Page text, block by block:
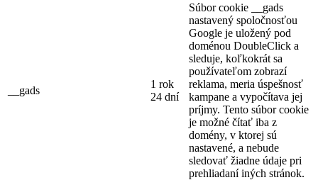
__gads
1 rok
24 dní
Súbor cookie __gads
nastavený spoločnosťou
Google je uložený pod
doménou DoubleClick a
sleduje, koľkokrát sa
používateľom zobrazí
reklama, meria úspešnosť
kampane a vypočítava jej
príjmy. Tento súbor cookie
je možné čítať iba z
domény, v ktorej sú
nastavené, a nebude
sledovať žiadne údaje pri
prehliadaní iných stránok.